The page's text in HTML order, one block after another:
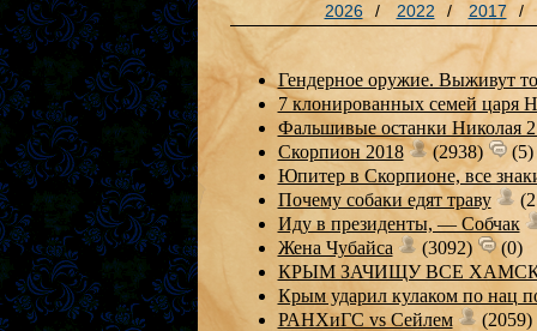
2026 / 2022 / 2017 /
Гендерное оружие. Выживут
7 клонированных семей царя
Фальшивые останки Николая
Скорпион 2018
(2938)
(5)
Юпитер в Скорпионе, все
Почему собаки едят траву
Иду в президенты, — Собчак
Жена Чубайса
(3092)
(0)
КРЫМ ЗАЧИЩУ ВСЕ
Крым ударил кулаком по нац
РАНХиГС vs Сейлем
(2059)